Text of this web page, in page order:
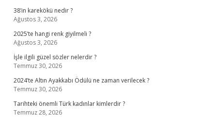
38’in karekökü nedir ?
Ağustos 3, 2026
2025’te hangi renk giyilmeli ?
Ağustos 3, 2026
İşle ilgili güzel sözler nelerdir ?
Temmuz 30, 2026
2024’te Altın Ayakkabı Ödülü ne zaman verilecek ?
Temmuz 30, 2026
Tarihteki önemli Türk kadınlar kimlerdir ?
Temmuz 28, 2026